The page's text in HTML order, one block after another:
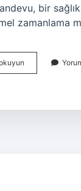
bir
zamanlama
Kontrast
nefropatisi